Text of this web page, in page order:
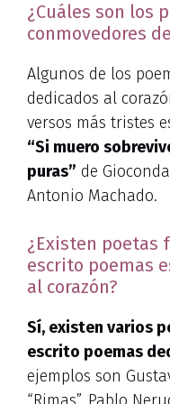
¿Cuáles son los
conmovedores
Algunos de los
dedicados al
versos más tristes
“Si muero
puras” de
Antonio Machado.
¿Existen poetas
escrito poemas
al corazón?
Sí, existen varios
escrito poemas
ejemplos son